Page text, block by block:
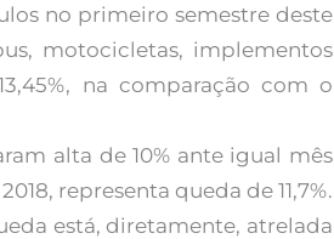
no primeiro semestre deste
motocicletas, implementos
na comparação com o
alta de 10% ante igual mês
representa queda de 11,7%.
está, diretamente, atrelada